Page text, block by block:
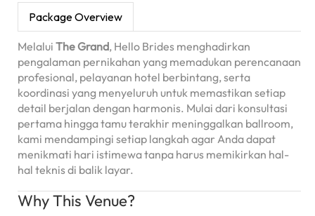
Package Overview
Melalui The Grand, Hello Brides menghadirkan
pengalaman pernikahan yang memadukan perencanaan
profesional, pelayanan hotel berbintang, serta
koordinasi yang menyeluruh untuk memastikan setiap
detail berjalan dengan harmonis. Mulai dari konsultasi
pertama hingga tamu terakhir meninggalkan ballroom,
kami mendampingi setiap langkah agar Anda dapat
menikmati hari istimewa tanpa harus memikirkan hal-
hal teknis di balik layar.
Why This Venue?